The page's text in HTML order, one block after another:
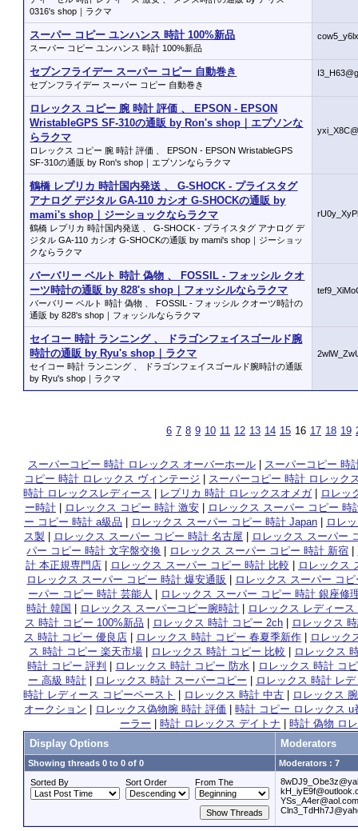
0316's shop｜ラクマ
スーパー コピー ユンハンス 時計 100%新品
スーパー コピー ユンハンス 時計 100%新品
セブンフライデー スーパー コピー 自動巻き
セブンフライデー スーパー コピー 自動巻き
ロレックス コピー 腕 時計 評価 、 EPSON - EPSON
WristableGPS SF-310の通販 by Ron's shop｜エプソンな
らラクマ
ロレックス コピー 腕 時計 評価 、 EPSON - EPSON WristableGPS
SF-310の通販 by Ron's shop｜エプソンならラクマ
鶴橋 レプリカ 時計国内発送 、 G-SHOCK - プライスタグ
アナログ デジタル GA-110 カシオ G-SHOCKの通販 by
mami's shop｜ジーショックならラクマ
鶴橋 レプリカ 時計国内発送 、 G-SHOCK - プライスタグ アナログ デ
ジタル GA-110 カシオ G-SHOCKの通販 by mami's shop｜ジーショッ
クならラクマ
バーバリー ベルト 時計 偽物 、 FOSSIL - フォッシル クオ
ーツ時計の通販 by 828's shop｜フォッシルならラクマ
バーバリー ベルト 時計 偽物 、 FOSSIL - フォッシル クオーツ時計の
通販 by 828's shop｜フォッシルならラクマ
セイコー 時計 ランニング 、 ドラゴンフェイスゴールド腕
時計の通販 by Ryu's shop｜ラクマ
セイコー 時計 ランニング 、 ドラゴンフェイスゴールド腕時計の通販
by Ryu's shop｜ラクマ
6 7 8 9 10 11 12 13 14 15 16 17 18 19
スーパーコピー 時計 ロレックス オーバーホール| スーパーコピー 時
コピー 時計 ロレックス ヴィンテージ
スーパーコピー 時計 ロレック
時計 ロレックスレディース
レプリカ 時計 ロレックスオメガ|
ロレッ
ー時計| ロレックス コピー 時計 激安|
ロレックス スーパー コピー 時
ー コピー 時計 a級品
ロレックス スーパー コピー 時計 Japan|
ロレ
ス製
ロレックス スーパー コピー 時計 名古屋
ロレックス スーパー
パー コピー 時計 文字盤交換
ロレックス スーパー コピー 時計 新宿
計 本正規専門店| ロレックス スーパー コピー 時計 比較
ロレックス
ロレックス スーパー コピー 時計 爆安通販
ロレックス スーパー コ
ーパー コピー 時計 芸能人
ロレックス スーパー コピー 時計 銀座修
時計 韓国
ロレックス スーパーコピー腕時計
ロレックス レディー
ス 時計 コピー 100%新品
ロレックス 時計 コピー 2ch|
ロレックス
ス 時計 コピー 優良店| ロレックス 時計 コピー 春夏季新作|
ロレック
ス 時計 コピー 楽天市場
ロレックス 時計 コピー 比較
ロレックス
時計 コピー 評判
ロレックス 時計 コピー 防水
ロレックス 時計 コ
ー 高級 時計| ロレックス 時計 スーパーコピー
ロレックス 時計 レ
時計 レディース コピーペースト
ロレックス 時計 中古
ロレックス
オークション
ロレックス偽物腕 時計 評価 |時計 コピー ロレックス u
ーラー
時計 ロレックス デイトナ
時計 偽物 ロ
Display Options
Moderators
Showing threads 0 to 0 of 0
Moderators : 7
Sorted By
Sort Order From The